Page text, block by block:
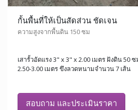
กั้นพื้นที่ให้เป็นสัดส่วน ชัดเจน
ความสูงจากพื้นดิน 150 ซม
เสารั้วอัดแรง 3" x 3" x 2.00 เมตร ฝังดิน 50
2.50-3.00 เมตร ขึงลวดหนามจำนวน 7 เส้น
สอบถาม และประเมินราคา